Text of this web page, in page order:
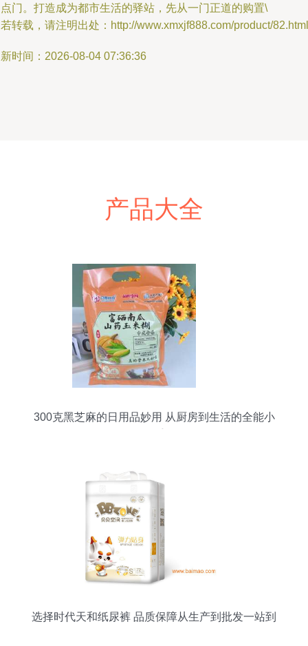
门。打造成为都市生活的驿站，先从一门正道的购置\
转载，请注明出处：http://www.xmxjf888.com/product/82.html
时间：2026-08-04 07:36:36
产品大全
300克黑芝麻的日用品妙用 从厨房到生活的全能小
选择时代天和纸尿裤 品质保障从生产到批发一站到